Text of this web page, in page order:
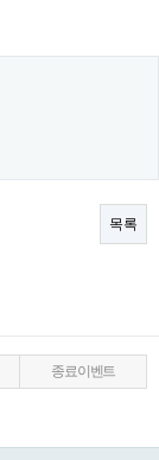
목록
종료이벤트